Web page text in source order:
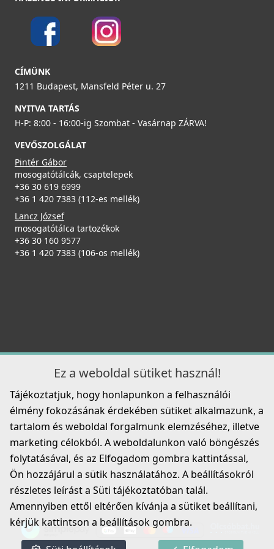
Részletek
ELLECI - Csaptelep Tourmaline pure G51
MGKTOU51
109 990 Ft
Részletek
87 990 Ft
Részletek
ELLECI - Csaptelep Neva G51
MGKNEV51
119 990 Ft
Részletek
Kifutó termék!
ACI01307
39 990 Ft
Mosogatószer-adagoló Ø35 Inox
Elleci ATH010QU Vágódeszka csúsztatható HPL -
Quercia tölgy
ATH010QU
32 990 Ft
Részletek
ELLECI - Gránit mosogatótálca Easy 135 G43
69 990 Ft
ELLECI - Gránit mosogatótálca Easy 135 G51
LGY13551
69 990 Ft
LGY13540
69 990 Ft
Részletek
CÍMÜNK
1211 Budapest, Mansfeld Péter u. 27
NYITVA TARTÁS
H-P: 8:00 - 16:00-ig Szombat - Vasárnap ZÁRVA!
VEVŐSZOLGÁLAT
Pintér Gábor
mosogatótálcák, csaptelepek
+36 30 619 6999
+36 1 420 7383 (112-es mellék)
Lancz József
mosogatótálca tartozékok
+36 30 160 9577
+36 1 420 7383 (106-os mellék)
Ez a weboldal sütiket használ!
Tájékoztatjuk, hogy honlapunkon a felhasználói
élmény fokozásának érdekében sütiket alkalmazunk, a
tartalom és weboldal forgalmunk elemzéséhez, illetve
marketing célokból. A weboldalunkon való böngészés
folytatásával, és az Elfogadom gombra kattintással,
Ön hozzájárul a sütik használatához. A beállításokról
részletes leírást a Süti tájékoztatóban talál.
Amennyiben ettől eltérően kívánja a sütiket beállítani,
kérjük kattintson a beállítások gombra.